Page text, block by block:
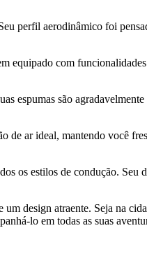
perfil aerodinâmico foi
equipado com
são
ar ideal, mantendo você
os estilos de condução.
atraente. Seja na
lo em todas as suas